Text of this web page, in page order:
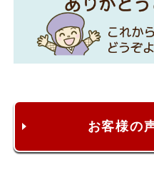
お客様の